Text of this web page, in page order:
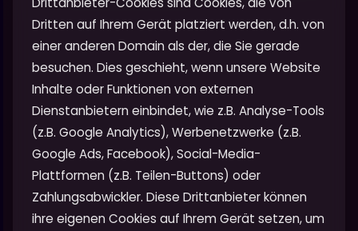
Dritten auf Ihrem Gerät platziert werden, d.h. von
einer anderen Domain als der, die Sie gerade
besuchen. Dies geschieht, wenn unsere Website
Inhalte oder Funktionen von externen
Dienstanbietern einbindet, wie z.B. Analyse-Tools
(z.B. Google Analytics), Werbenetzwerke (z.B.
Google Ads, Facebook), Social-Media-
Plattformen (z.B. Teilen-Buttons) oder
Zahlungsabwickler. Diese Drittanbieter können
ihre eigenen Cookies auf Ihrem Gerät setzen, um